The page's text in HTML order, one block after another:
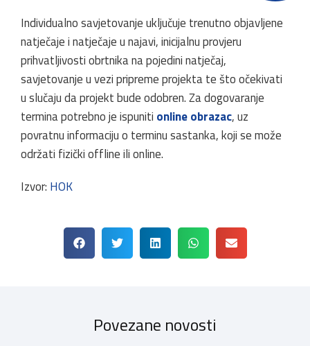
Individualno savjetovanje uključuje trenutno objavljene
natječaje i natječaje u najavi, inicijalnu provjeru
prihvatljivosti obrtnika na pojedini natječaj,
savjetovanje u vezi pripreme projekta te što očekivati
u slučaju da projekt bude odobren. Za dogovaranje
termina potrebno je ispuniti online obrazac, uz
povratnu informaciju o terminu sastanka, koji se može
održati fizički offline ili online.
Izvor: HOK
Povezane novosti